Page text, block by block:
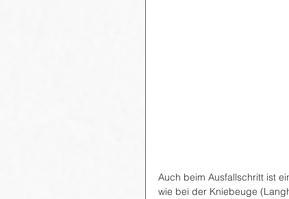
Auch beim Ausfallschritt ist
wie bei der Kniebeuge